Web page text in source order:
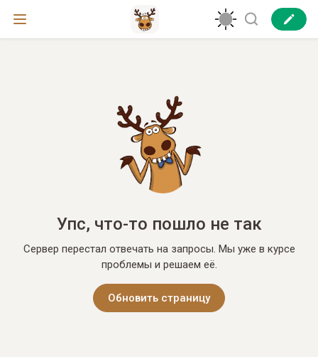
Упс, что-то пошло не так
Сервер перестал отвечать на запросы. Мы уже в курсе
проблемы и решаем её.
Обновить страницу